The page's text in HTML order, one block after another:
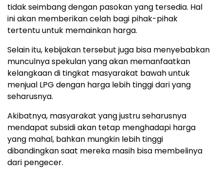
tidak seimbang dengan pasokan yang tersedia. Hal
ini akan memberikan celah bagi pihak-pihak
tertentu untuk memainkan harga.
Selain itu, kebijakan tersebut juga bisa menyebabkan
munculnya spekulan yang akan memanfaatkan
kelangkaan di tingkat masyarakat bawah untuk
menjual LPG dengan harga lebih tinggi dari yang
seharusnya.
Akibatnya, masyarakat yang justru seharusnya
mendapat subsidi akan tetap menghadapi harga
yang mahal, bahkan mungkin lebih tinggi
dibandingkan saat mereka masih bisa membelinya
dari pengecer.